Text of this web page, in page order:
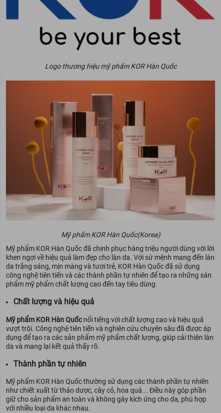
Logo thương hiệu mỹ phẩm KOR Hàn Quốc
Mỹ phẩm KOR Hàn Quốc(Korea)
Mỹ phẩm KOR Hàn Quốc đã chinh phục hàng triệu người dùng với lời
khen ngợi về hiệu quả làm đẹp cho làn da. Với sứ mệnh mang đến làn
da trắng sáng, mịn màng và tươi trẻ, KOR Hàn Quốc đã sử dụng
công nghệ tiên tiến và các thành phần tự nhiên để tạo ra những sản
phẩm mỹ phẩm chất lượng cao đến tay tiêu dùng.
Chất lượng và hiệu quả
Mỹ phẩm KOR Hàn Quốcnổi tiếng với chất lượng cao và hiệu quả
vượt trội. Công nghệ tiên tiến và nghiên cứu chuyên sâu đã được áp
dụng để tạo ra các sản phẩm mỹ phẩm chất lượng, giúp cải thiện làn
da và mang lại kết quả thấy rõ.
Thành phần tự nhiên
Mỹ phẩm KOR Hàn Quốc thường sử dụng các thành phần tự nhiên
như chiết xuất từ thảo dược, cây cỏ, hoa quả... Điều này góp phần
giữ cho sản phẩm an toàn và không gây kích ứng cho da, phù hợp
với nhiều loại da khác nhau.